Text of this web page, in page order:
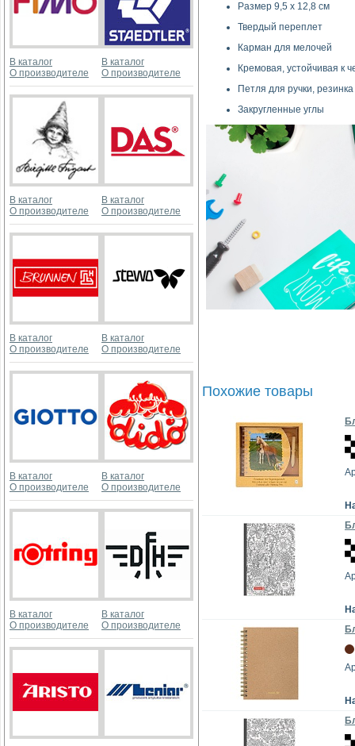
В каталог
О производителе
В каталог
О производителе
В каталог
О производителе
В каталог
О производителе
В каталог
О производителе
В каталог
О производителе
В каталог
О производителе
В каталог
О производителе
В каталог
О производителе
В каталог
О производителе
Размер 9,5 х 12,8 см
Твердый переплет
Карман для мелочей
Кремовая, устойчивая к
Петля для ручки, резинка
Закругленные углы
Похожие товары